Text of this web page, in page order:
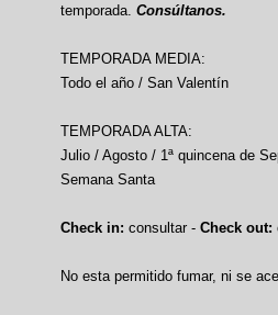
temporada. Consúltanos.
TEMPORADA MEDIA:
Todo el año / San Valentín
TEMPORADA ALTA:
Julio / Agosto / 1ª quincena de
Semana Santa
Check in: consultar - Check out:
No esta permitido fumar, ni se